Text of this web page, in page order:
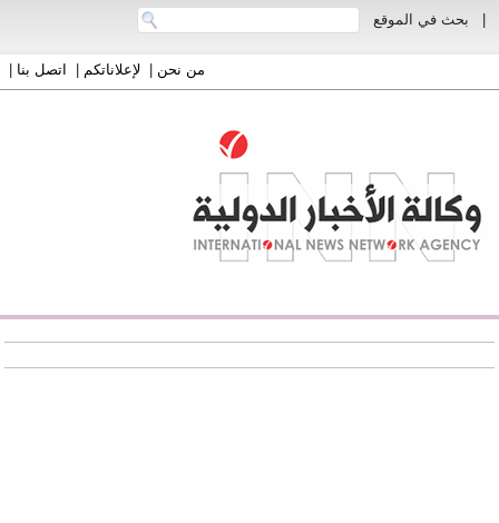
بحث في الموقع
من نحن| لإعلاناتكم| اتصل بنا|